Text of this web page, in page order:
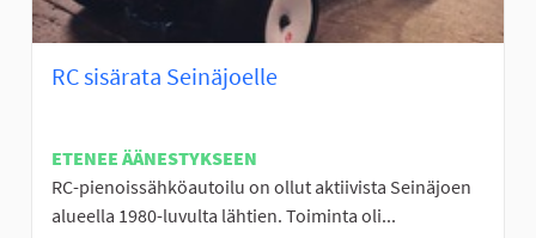
RC sisärata Seinäjoelle
ETENEE ÄÄNESTYKSEEN
RC-pienoissähköautoilu on ollut aktiivista Seinäjoen
alueella 1980-luvulta lähtien. Toiminta oli...